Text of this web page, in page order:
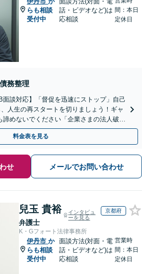
らも相談
受付中
話・ビデオなど)は
応相談
間：本日
定休日
務整理
面談対応】「督促を迅速にストップ」自己
人生の再スタートを切りましょう！ギャ
諦めないでください「企業さまの法人破産
談可】
料金表を見る
せ メールでお問い合わせ
兒玉 貴裕
弁護士
インタビュ
ーを見る
京都府
K・Gフォート法律事務所
伊丹市 か
らも相談
受付中
面談方法(対面・電
話・ビデオなど)は
応相談
営業時
間：本日
定休日